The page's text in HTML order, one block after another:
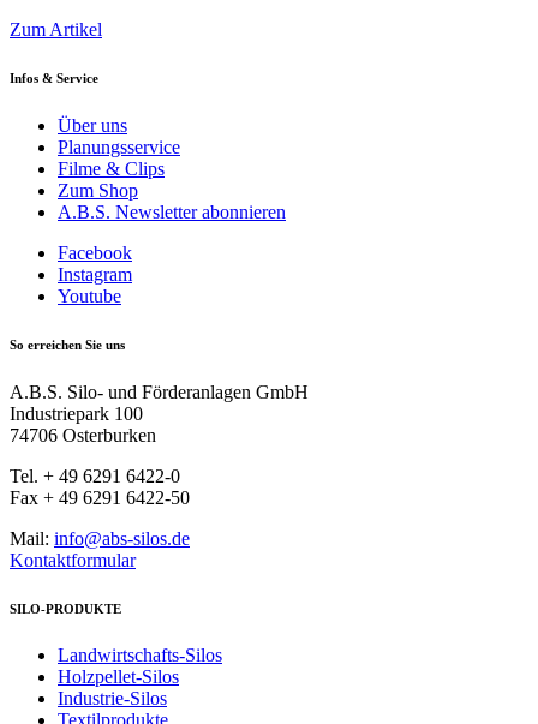
Zum Artikel
Infos & Service
Über uns
Planungsservice
Filme & Clips
Zum Shop
A.B.S. Newsletter abonnieren
Facebook
Instagram
Youtube
So erreichen Sie uns
A.B.S. Silo- und Förderanlagen GmbH
Industriepark 100
74706 Osterburken
Tel. + 49 6291 6422-0
Fax + 49 6291 6422-50
Mail: info@abs-silos.de
Kontaktformular
SILO-PRODUKTE
Landwirtschafts-Silos
Holzpellet-Silos
Industrie-Silos